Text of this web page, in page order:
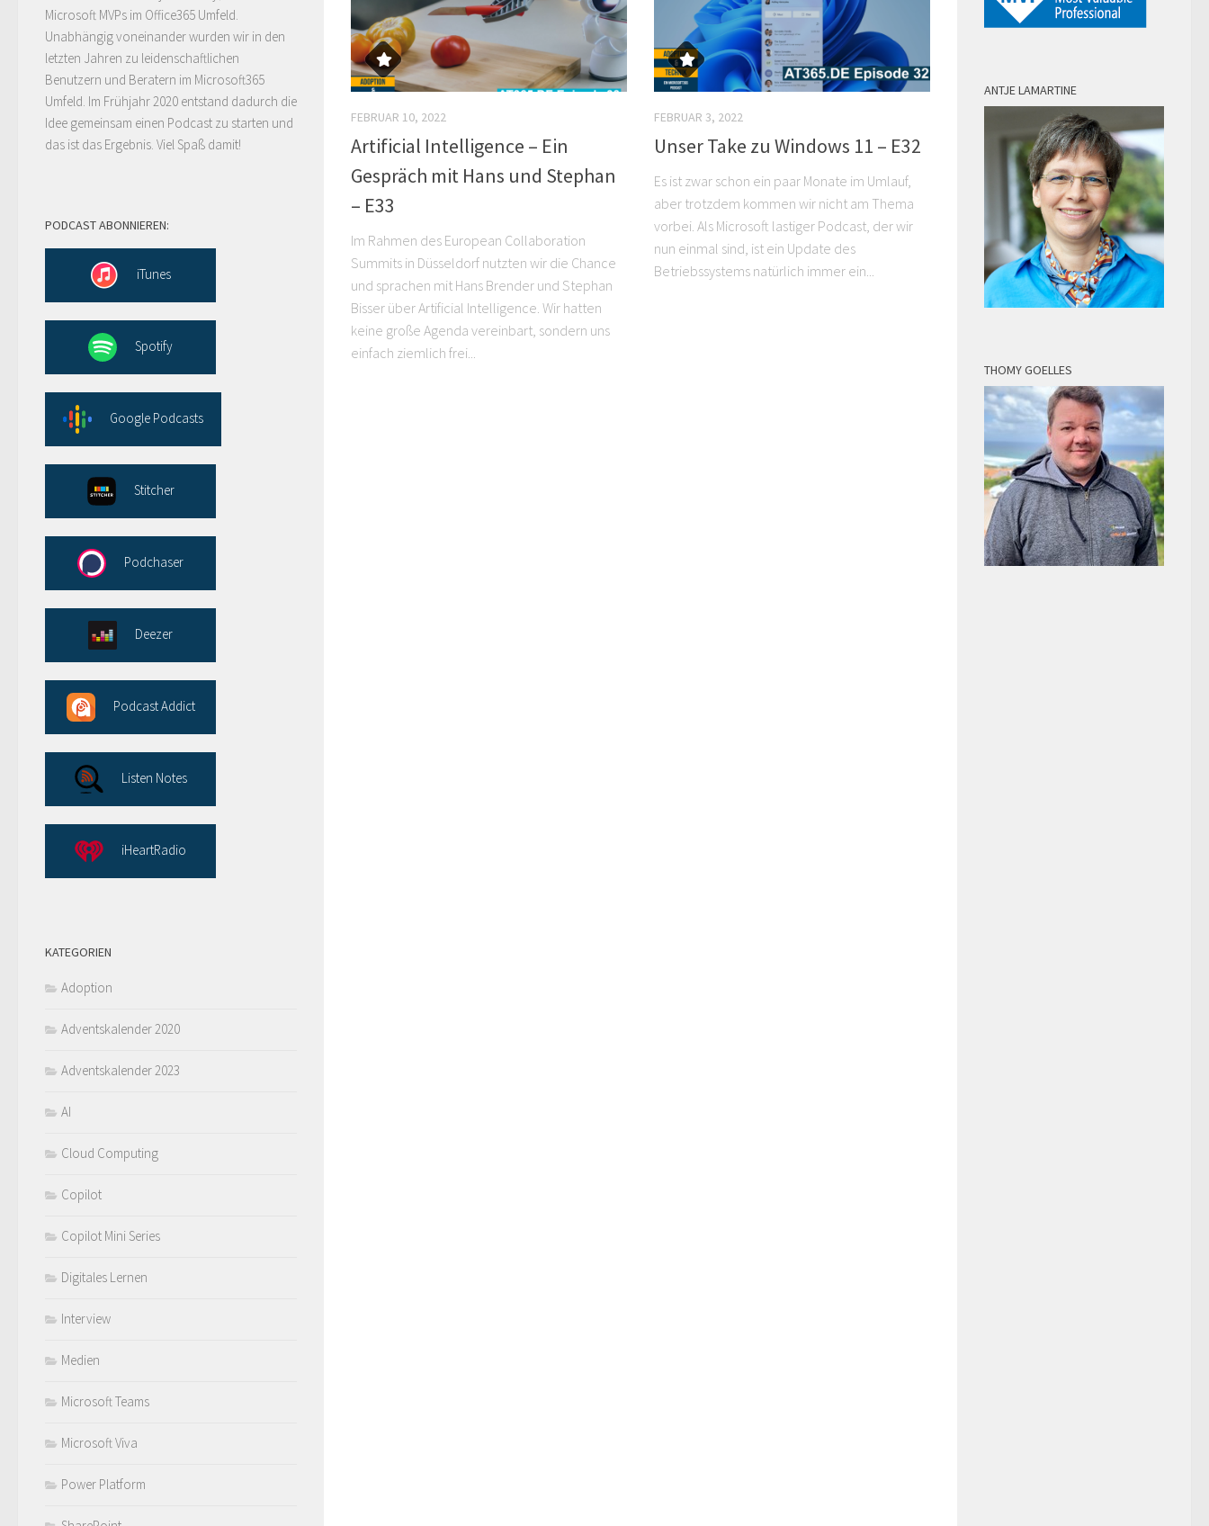
FEBRUAR 10, 2022
Artificial Intelligence – Ein
Gespräch mit Hans und Stephan
– E33
Im Rahmen des European Collaboration
Summits in Düsseldorf nutzten wir die Chance
und sprachen mit Hans Brender und Stephan
Bisser über Artificial Intelligence. Wir hatten
keine große Agenda vereinbart, sondern uns
einfach ziemlich frei...
FEBRUAR 3, 2022
Unser Take zu Windows 11 – E32
Es ist zwar schon ein paar Monate im Umlauf,
aber trotzdem kommen wir nicht am Thema
vorbei. Als Microsoft lastiger Podcast, der wir
nun einmal sind, ist ein Update des
Betriebssystems natürlich immer ein...
Microsoft MVPs im Office365 Umfeld.
Unabhängig voneinander wurden wir in den
letzten Jahren zu leidenschaftlichen
Benutzern und Beratern im Microsoft365
Umfeld. Im Frühjahr 2020 entstand dadurch die
Idee gemeinsam einen Podcast zu starten und
das ist das Ergebnis. Viel Spaß damit!
PODCAST ABONNIEREN:
iTunes
Spotify
Google Podcasts
Stitcher
Podchaser
Deezer
Podcast Addict
Listen Notes
iHeartRadio
KATEGORIEN
Adoption
Adventskalender 2020
Adventskalender 2023
AI
Cloud Computing
Copilot
Copilot Mini Series
Digitales Lernen
Interview
Medien
Microsoft Teams
Microsoft Viva
Power Platform
ANTJE LAMARTINE
THOMY GOELLES